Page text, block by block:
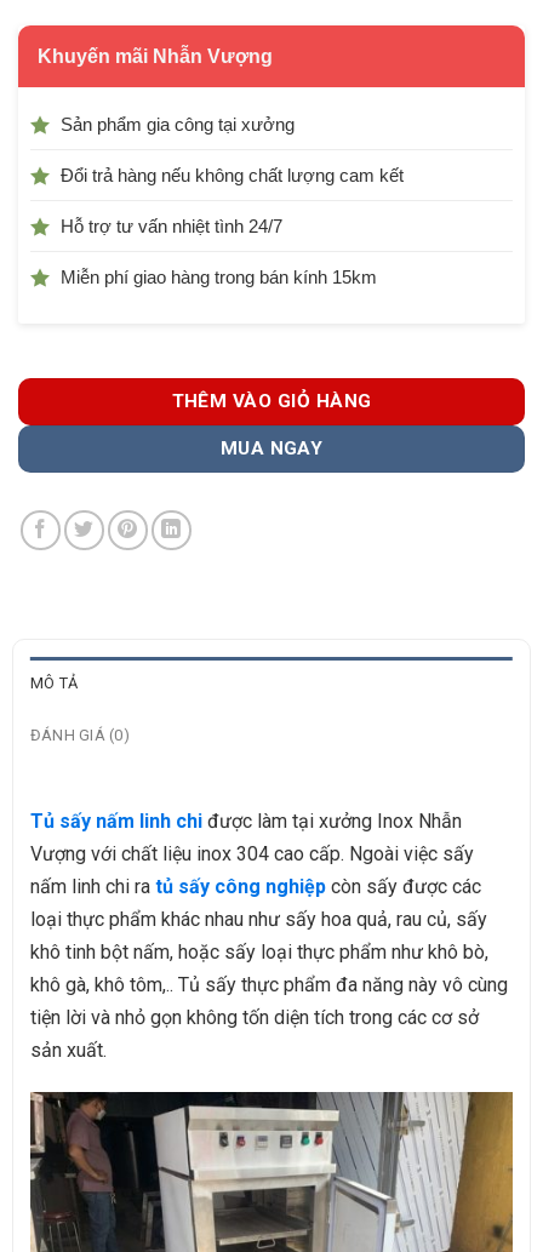
Khuyến mãi Nhẫn Vượng
Sản phẩm gia công tại xưởng
Đổi trả hàng nếu không chất lượng cam kết
Hỗ trợ tư vấn nhiệt tình 24/7
Miễn phí giao hàng trong bán kính 15km
THÊM VÀO GIỎ HÀNG
MUA NGAY
MÔ TẢ
ĐÁNH GIÁ (0)
Tủ sấy nấm linh chiđược làm tại xưởng Inox Nhẫn
Vượng với chất liệu inox 304 cao cấp. Ngoài việc sấy
nấm linh chi ra tủ sấy công nghiệpcòn sấy được các
loại thực phẩm khác nhau như sấy hoa quả, rau củ, sấy
khô tinh bột nấm, hoặc sấy loại thực phẩm như khô bò,
khô gà, khô tôm,.. Tủ sấy thực phẩm đa năng này vô cùng
tiện lời và nhỏ gọn không tốn diện tích trong các cơ sở
sản xuất.